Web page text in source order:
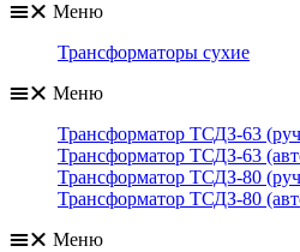
Меню
Трансформаторы сухие
Меню
Трансформатор ТСДЗ-63
Трансформатор ТСДЗ-63
Трансформатор ТСДЗ-80
Трансформатор ТСДЗ-80
Меню